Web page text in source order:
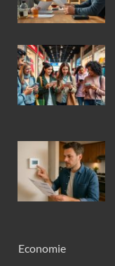
Economie